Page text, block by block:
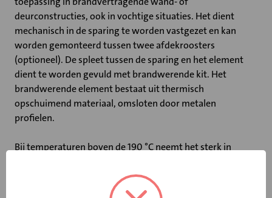
deurconstructies, ook in vochtige situaties. Het dient
mechanisch in de sparing te worden vastgezet en kan
worden gemonteerd tussen twee afdekroosters
(optioneel). De spleet tussen de sparing en het element
dient te worden gevuld met brandwerende kit. Het
brandwerende element bestaat uit thermisch
opschuimend materiaal, omsloten door metalen
profielen.
Bij temperaturen boven de 190 °C neemt het sterk in
Belangrijkste kenmerken: